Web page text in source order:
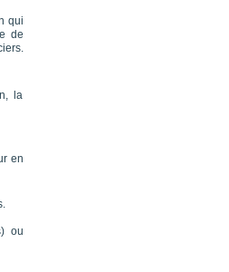
qui
de
la
en
ou